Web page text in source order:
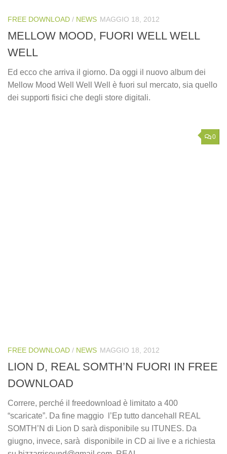
FREE DOWNLOAD / NEWS MAGGIO 18, 2012
MELLOW MOOD, FUORI WELL WELL
WELL
Ed ecco che arriva il giorno. Da oggi il nuovo album dei
Mellow Mood Well Well Well è fuori sul mercato, sia quello
dei supporti fisici che degli store digitali.
0
FREE DOWNLOAD / NEWS MAGGIO 18, 2012
LION D, REAL SOMTH’N FUORI IN FREE
DOWNLOAD
Correre, perché il freedownload è limitato a 400
“scaricate”. Da fine maggio l’Ep tutto dancehall REAL
SOMTH’N di Lion D sarà disponibile su ITUNES. Da
giugno, invece, sarà disponibile in CD ai live e a richiesta